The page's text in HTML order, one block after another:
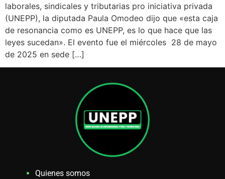
laborales, sindicales y tributarias pro iniciativa privada
(UNEPP), la diputada Paula Omodeo dijo que «esta caja
de resonancia como es UNEPP, es lo que hace que las
leyes sucedan». El evento fue el miércoles 28 de mayo
de 2025 en sede […]
Quienes somos